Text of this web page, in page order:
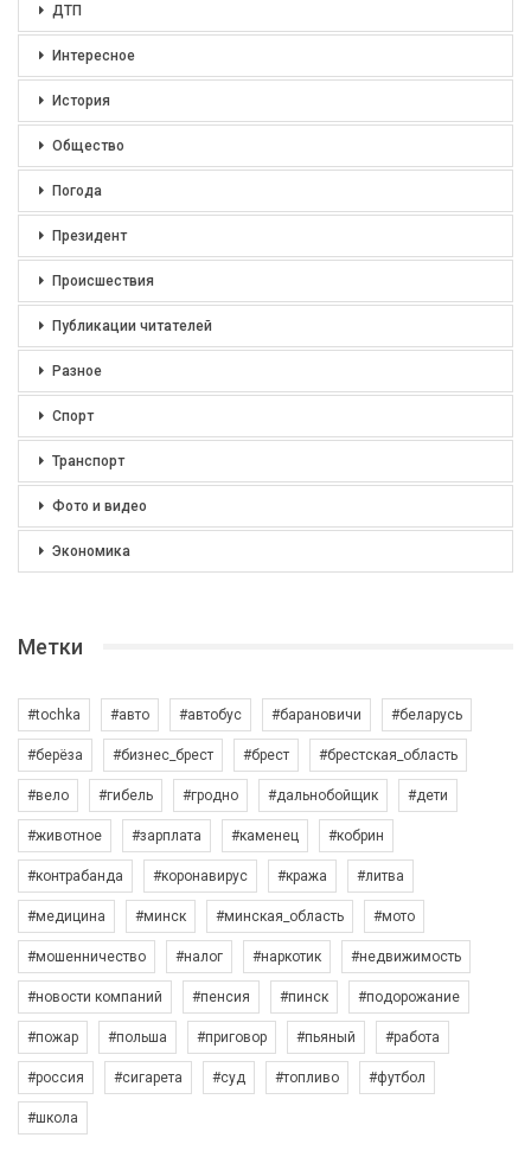
ДТП
Интересное
История
Общество
Погода
Президент
Происшествия
Публикации читателей
Разное
Спорт
Транспорт
Фото и видео
Экономика
Метки
#tochka #авто #автобус #барановичи #беларусь
#берёза #бизнес_брест #брест #брестская_область
#вело #гибель #гродно #дальнобойщик #дети
#животное #зарплата #каменец #кобрин
#контрабанда #коронавирус #кража #литва
#медицина #минск #минская_область #мото
#мошенничество #налог #наркотик #недвижимость
#новости компаний #пенсия #пинск #подорожание
#пожар #польша #приговор #пьяный #работа
#россия #сигарета #суд #топливо #футбол
#школа